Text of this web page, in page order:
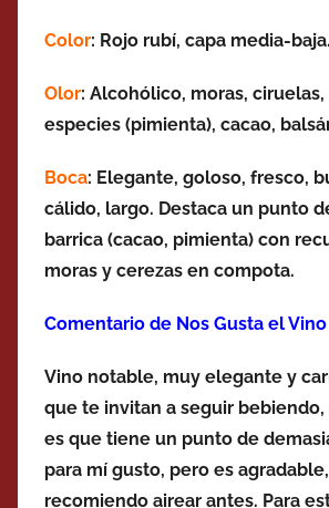
Color: Rojo rubí, capa media-baja.
Olor: Alcohólico, moras, ciruelas,
especies (pimienta), cacao,
Boca: Elegante, goloso, fresco,
cálido, largo. Destaca un punto
barrica (cacao, pimienta) con
moras y cerezas en compota.
Comentario de Nos Gusta el Vino
Vino notable, muy elegante y
que te invitan a seguir
es que tiene un punto de
para mí gusto, pero es
recomiendo airear antes. Para